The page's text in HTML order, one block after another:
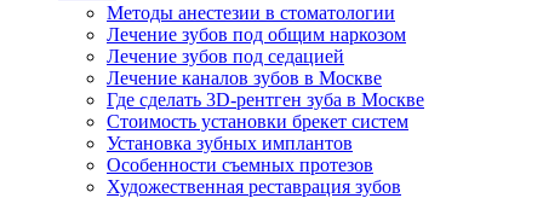
Методы анестезии в стоматологии
Лечение зубов под общим наркозом
Лечение зубов под седацией
Лечение каналов зубов в Москве
Где сделать 3D-рентген зуба в Москве
Стоимость установки брекет систем
Установка зубных имплантов
Особенности съемных протезов
Художественная реставрация зубов